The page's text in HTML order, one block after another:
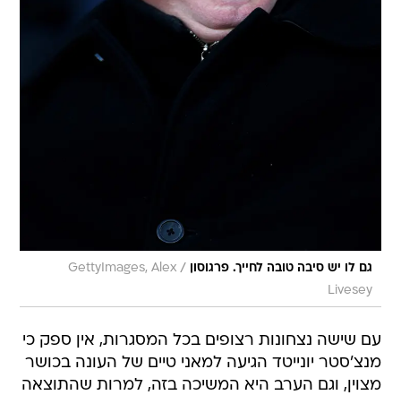
גם לו יש סיבה טובה לחייך. פרגוסון /
GettyImages, Alex
Livesey
עם שישה נצחונות רצופים בכל המסגרות, אין ספק כי
מנצ'סטר יונייטד הגיעה למאני טיים של העונה בכושר
מצוין, וגם הערב היא המשיכה בזה, למרות שהתוצאה